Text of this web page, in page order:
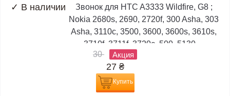
✓ В наличии
Звонок для HTC A3333 Wildfire, G8 ;
Nokia 2680s, 2690, 2720f, 300 Asha, 303
Asha, 3110c, 3500, 3600, 3600s, 3610s,
3710f, 3711f, 3720c, 500, 5130,...
30
Акция
27 ₴
Купить